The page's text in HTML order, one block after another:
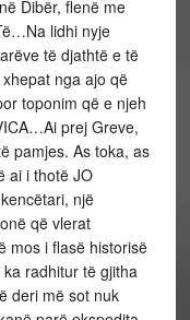
Dibër, flenë me
lidhi nyje
të djathtë e të
nga ajo që
toponim që e njeh
prej Greve,
pamjes. As toka, as
ai i thotë JO
një
që vlerat
mos i flasë historisë
radhitur të gjitha
deri më sot nuk